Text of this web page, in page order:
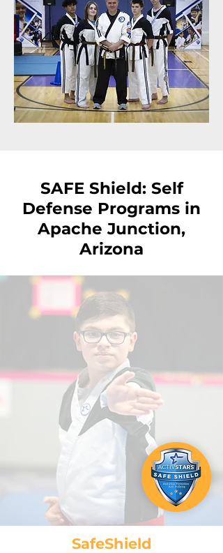
SAFE Shield: Self
Defense Programs in
Apache Junction,
Arizona
SafeShield